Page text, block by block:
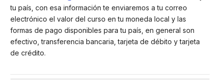
tu país, con esa información te enviaremos a tu correo
electrónico el valor del curso en tu moneda local y las
formas de pago disponibles para tu país, en general son
efectivo, transferencia bancaria, tarjeta de débito y tarjeta
de crédito.